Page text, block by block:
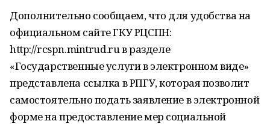
Дополнительно сообщаем, что для удобства на
официальном сайте ГКУ РЦСПН:
http://rcspn.mintrud.ru в разделе
«Государственные услуги в электронном виде»
представлена ссылка в РПГУ, которая позволит
самостоятельно подать заявление в электронной
форме на предоставление мер социальной